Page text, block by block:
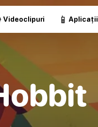
Videoclipuri 📱 Aplicații